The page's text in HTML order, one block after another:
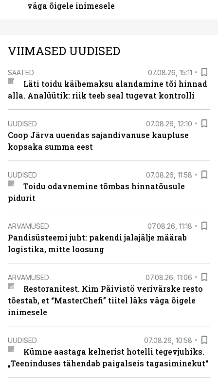
väga õigele inimesele
VIIMASED UUDISED
SAATED 07.08.26, 15:11
Läti toidu käibemaksu alandamine tõi hinnad
alla. Analüütik: riik teeb seal tugevat kontrolli
UUDISED 07.08.26, 12:10
Coop Järva uuendas sajandivanuse kaupluse
kopsaka summa eest
UUDISED 07.08.26, 11:58
Toidu odavnemine tõmbas hinnatõusule
pidurit
ARVAMUSED 07.08.26, 11:18
Pandisüsteemi juht: pakendi jalajälje määrab
logistika, mitte loosung
ARVAMUSED 07.08.26, 11:06
Restoranitest. Kim Päivistö verivärske resto
tõestab, et “MasterChefi” tiitel läks väga õigele
inimesele
UUDISED 07.08.26, 10:58
Kümne aastaga kelnerist hotelli tegevjuhiks.
„Teeninduses tähendab paigalseis tagasiminekut“